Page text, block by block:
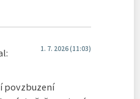
1. 7. 2026 (11:03)
povzbuzení